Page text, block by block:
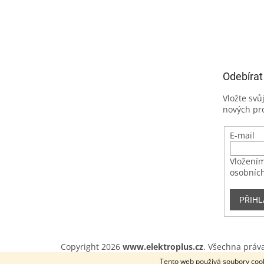
Tento web používá soubory
Vložte
nových
E-mail
Copyright 2026 www.elektroplus.cz. Všechna